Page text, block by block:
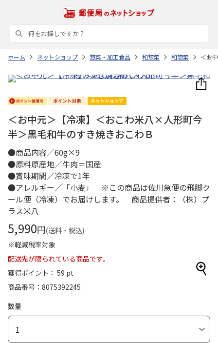
ホーム ネットショップ 惣菜・加工食品 和惣菜 和惣菜 ＜お
＜お中元＞【冷凍】＜おこわ米八×人形町今
半＞黒毛和牛のすき焼きおこわＢ
●商品内容／60g×9
●原料原産地／牛肉＝国産
●賞味期間／冷凍で1年
●アレルギー／「小麦」 ※この商品は佐川急便の飛脚ク
ール便（冷凍）でお届けします。 商品提供者：（株）プ
ラス米八
5,990円(送料・税込)
※軽減税率対象
配送先が限られている商品です。
獲得ポイント： 59 pt
商品番号
8075392245
数量
1